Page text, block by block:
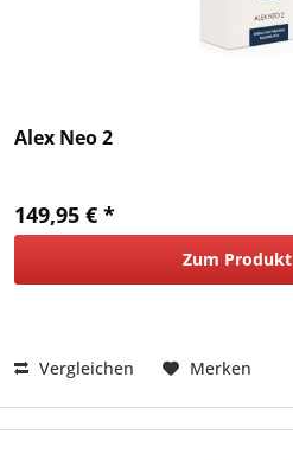
Alex Neo 2
149,95 € *
Zum Produkt
Vergleichen Merken